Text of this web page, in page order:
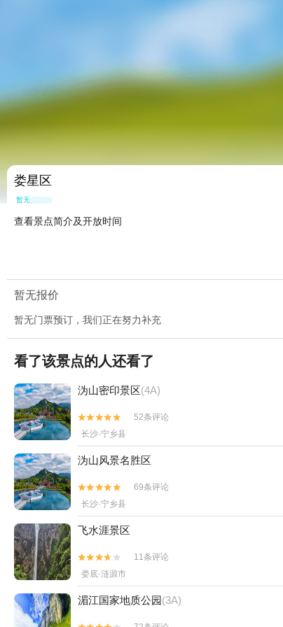
娄星区
暂无点评
查看景点简介及开放时间
暂无报价
暂无门票预订，我们正在努力补充
看了该景点的人还看了
沩山密印景区(4A)


52条评论
长沙·宁乡县
沩山风景名胜区


69条评论
长沙·宁乡县
飞水涯景区


11条评论
娄底·涟源市
湄江国家地质公园(3A)